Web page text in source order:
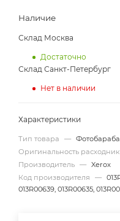
Наличие
Склад Москва
Достаточно
Склад Санкт-Петербург
Нет в наличии
Характеристики
Тип товара —
Оригинальность
Производитель — Xerox
Код производителя
—
013R00639, 013R00635,